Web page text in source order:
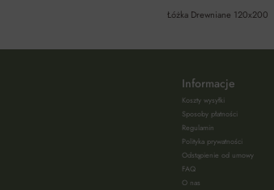
Łóżka Drewniane 120x200
Informacje
Koszty wysyłki
Sposoby płatności
Regulamin
Polityka prywatności
Odstąpienie od umowy
FAQ
O nas